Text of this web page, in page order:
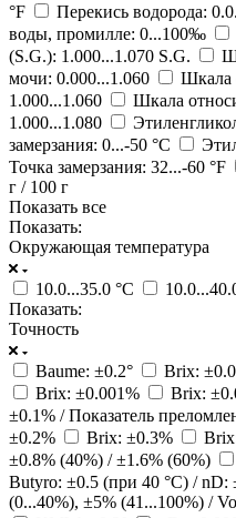
°F
Перекись водорода:
воды, промилле: 0...100‰
(S.G.): 1.000...1.070 S.G.
мочи: 0.000...1.060
Шкала
1.000...1.060
Шкала
1.000...1.080
замерзания: 0...-50 °C
Точка замерзания: 32...-60 °F
г / 100 г
Показать все
Показать:
Окружающая температура
10.0...35.0 °C
Показать:
Точность
Baume: ±0.2°
Brix:
Brix: ±0.001%
Brix:
±0.1% / Показатель
±0.2%
Brix: ±0.3%
±0.8% (40%) / ±1.6% (60%)
Butyro: ±0.5 (при 40 °C) / nD:
(0...40%), ±5% (41...100%) /